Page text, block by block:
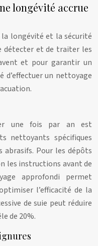
longévité accrue
longévité et la sécurité
détecter et de traiter les
et pour garantir un
un nettoyage
une fois par an est
nettoyants spécifiques
Pour les dépôts
les instructions avant de
approfondi permet
l’efficacité de la
de suie peut réduire
de 20%.